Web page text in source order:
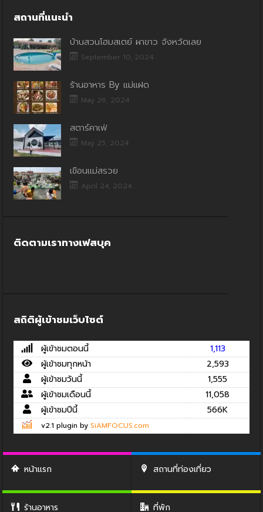
สถานที่แนะนำ
บ้านสวนโฮมสเตย์ ผาขาว จังหวัดเลย
September 10, 2024
ร้านอาหาร By แม่แฝด
May 26, 2024
สตาร์คาเฟ่
May 25, 2024
เขื่อนแม่สรวย
April 24, 2024
ติดตามเราทางเฟสบุค
สถิติผู้เข้าชมเว็บไซต์
ผู้เข้าชมตอนนี้
1,113
ผู้เข้าชมทุกหน้า
2,593
ผู้เข้าชมวันนี้
1,555
ผู้เข้าชมเดือนนี้
11,058
ผู้เข้าชมปีนี้
566K
v2.1 plugin by SiAMFOCUS.com
หน้าแรก สถานที่ท่องเที่ยว
ร้านอาหาร ที่พัก